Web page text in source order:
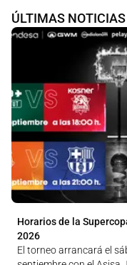
ÚLTIMAS NOTICIAS
Horarios de la
2026
El torneo arrancará el